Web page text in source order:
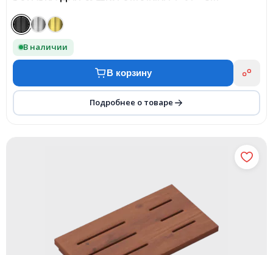
В наличии
В корзину
Подробнее о товаре